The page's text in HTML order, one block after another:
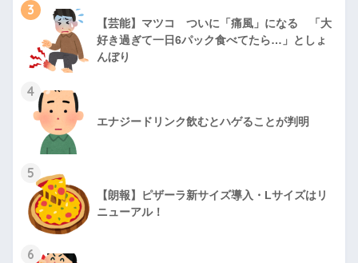
3
【芸能】マツコ ついに「痛風」になる 「大
好き過ぎて一日6パック食べてたら…」としょ
んぼり
4
エナジードリンク飲むとハゲることが判明
5
【朗報】ピザーラ新サイズ導入・Lサイズはリ
ニューアル！
6